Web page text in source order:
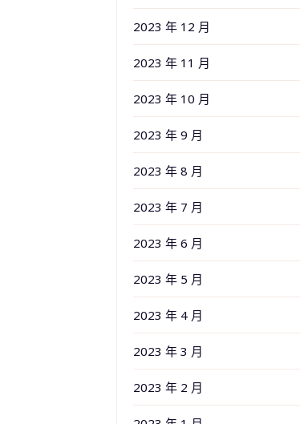
2023 年 12 月
2023 年 11 月
2023 年 10 月
2023 年 9 月
2023 年 8 月
2023 年 7 月
2023 年 6 月
2023 年 5 月
2023 年 4 月
2023 年 3 月
2023 年 2 月